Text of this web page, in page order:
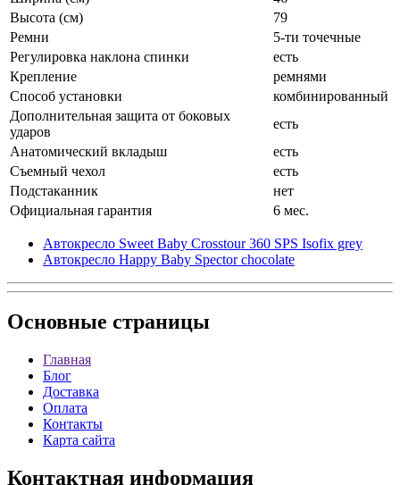
Высота (см)
79
Ремни
5-ти точечные
Регулировка наклона спинки
есть
Крепление
ремнями
Способ установки
комбинированный
Дополнительная защита от боковых
ударов
есть
Анатомический вкладыш
есть
Съемный чехол
есть
Подстаканник
нет
Официальная гарантия
6 мес.
Автокресло Sweet Baby Crosstour 360 SPS Isofix grey
Автокресло Happy Baby Spector chocolate
Основные страницы
Главная
Блог
Доставка
Оплата
Контакты
Карта сайта
Контактная информация